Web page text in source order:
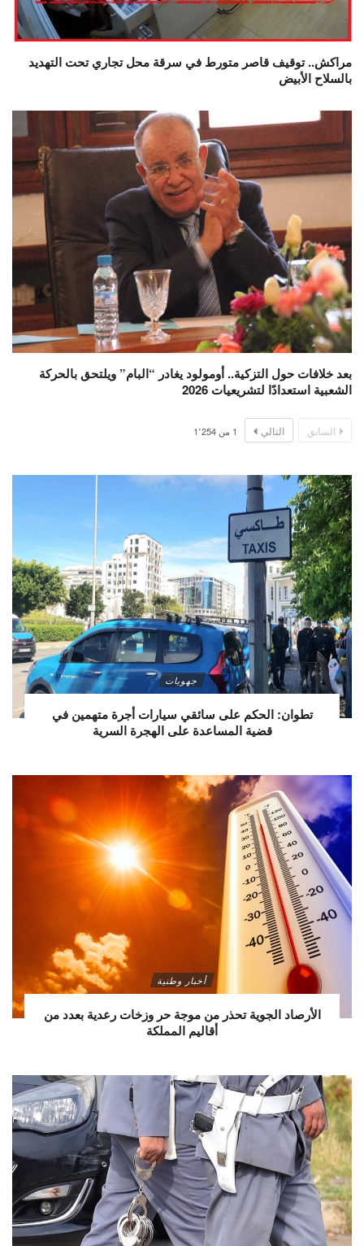
مراكش.. توقيف قاصر متورط في سرقة محل تجاري تحت التهديد
بالسلاح الأبيض
بعد خلافات حول التزكية.. أومولود يغادر “البام” ويلتحق بالحركة
الشعبية استعدادًا لتشريعيات 2026
السابق التالي 1 من 1٬254
جهويات
تطوان: الحكم على سائقي سيارات أجرة متهمين في
قضية المساعدة على الهجرة السرية
أخبار وطنية
الأرصاد الجوية تحذر من موجة حر وزخات رعدية بعدد من
أقاليم المملكة